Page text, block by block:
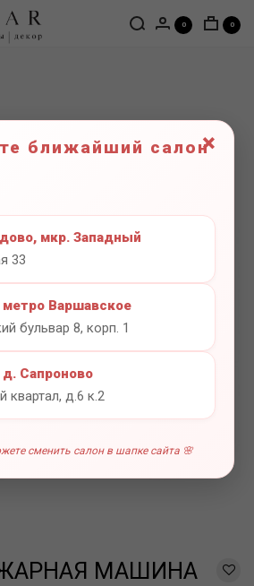
×
ближайший салон
мкр. Западный
33
метро Варшавское
бульвар 8, корп. 1
д. Сапроново
квартал, д.6 к.2
сменить салон в шапке сайта 🌸
0 0
Фигура Пожарная машина
МАШИНА